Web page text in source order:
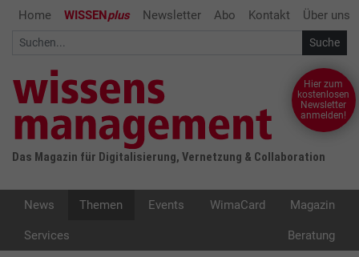
Home WISSENplus Newsletter Abo Kontakt Über uns
Das Magazin für Digitalisierung, Vernetzung & Collaboration
Hier zum
kostenlosen
Newsletter
anmelden!
News Themen Events WimaCard Magazin
Services Beratung